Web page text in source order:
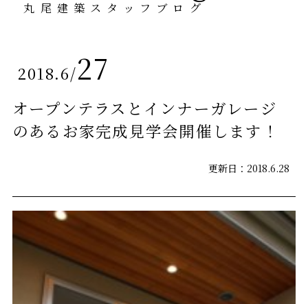
丸尾建築スタッフブログ
2018.6/27
オープンテラスとインナーガレージ
のあるお家完成見学会開催します！
更新日：2018.6.28